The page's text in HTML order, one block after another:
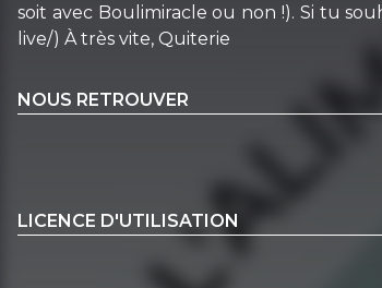
soit avec Boulimiracle ou non !). Si tu
live/) À très vite, Quiterie
NOUS RETROUVER
LICENCE D'UTILISATION